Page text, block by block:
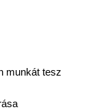
munkát tesz